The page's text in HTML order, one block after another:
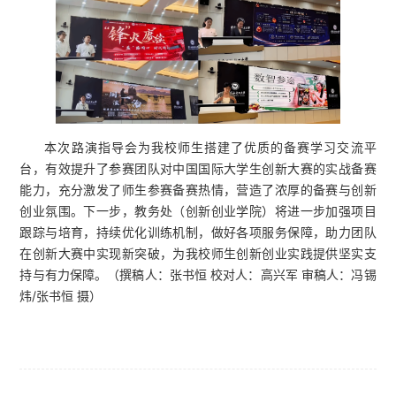
本次路演指导会为我校师生搭建了优质的备赛学习交流平
台，有效提升了参赛团队对中国国际大学生创新大赛的实战备赛
能力，充分激发了师生参赛备赛热情，营造了浓厚的备赛与创新
创业氛围。下一步，教务处（创新创业学院）将进一步加强项目
跟踪与培育，持续优化训练机制，做好各项服务保障，助力团队
在创新大赛中实现新突破，为我校师生创新创业实践提供坚实支
持与有力保障。（撰稿人：张书恒 校对人：高兴军 审稿人：冯锡
炜/张书恒 摄）